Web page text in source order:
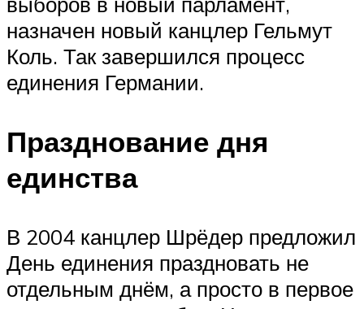
назначен новый канцлер Гельмут
Коль. Так завершился процесс
единения Германии.
Празднование дня
единства
В 2004 канцлер Шрёдер предложил
День единения праздновать не
отдельным днём, а просто в первое